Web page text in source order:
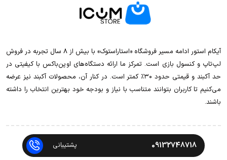
آیکام استور ادامه مسیر فروشگاه «استاراستوک» با بیش از ۸ سال تجربه در فروش
لپ‌تاپ و کنسول بازی است. تمرکز ما ارائه دستگاه‌های اوپن‌باکس با کیفیتی در
حد آکبند و قیمتی حدود ۳۰٪ کمتر است. در کنار آن، محصولات آکبند نیز عرضه
می‌کنیم تا کاربران بتوانند متناسب با نیاز و بودجه خود بهترین انتخاب را داشته
باشند.
09132748718 پشتیبانی